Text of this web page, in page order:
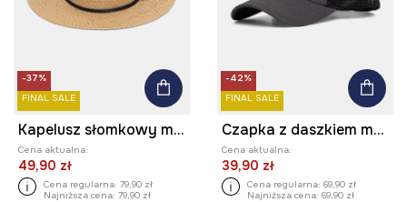
-37%
FINAL SALE
Kapelusz słomkowy męski pleciony z aplikacją
Cena aktualna:
49,90 zł
Cena regularna: 79,90 zł
Najniższa cena: 79,90 zł
-42%
FINAL SALE
Czapka z daszkiem męska
Cena aktualna:
39,90 zł
Cena regularna: 69,90 zł
Najniższa cena: 69,90 zł